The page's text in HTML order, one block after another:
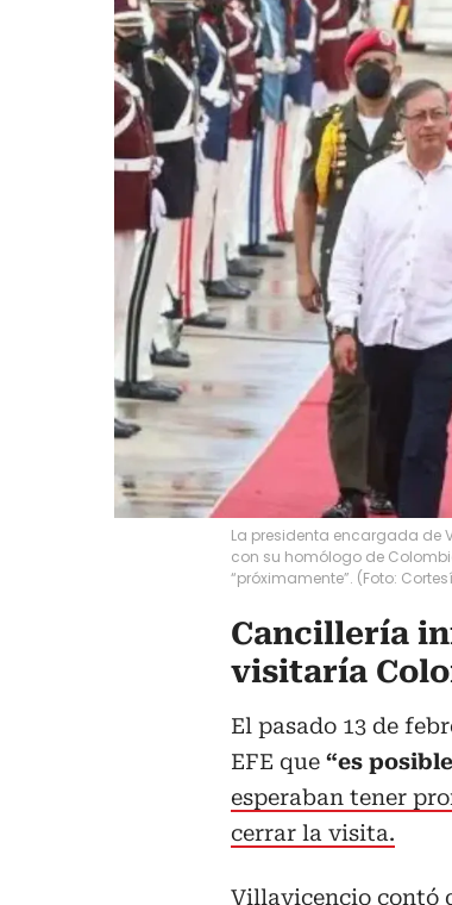
La presidenta encargada de
con su homólogo de
“próximamente”. (Foto:
Cancillería
visitaría
El pasado 13 de
EFE que “es
esperaban tener
cerrar la visita.
Villavicencio contó